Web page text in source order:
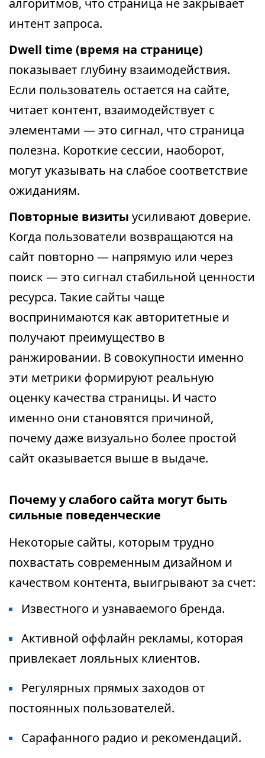
интент запроса.
Dwell time (время на странице)
показывает глубину взаимодействия.
Если пользователь остается на сайте,
читает контент, взаимодействует с
элементами — это сигнал, что страница
полезна. Короткие сессии, наоборот,
могут указывать на слабое соответствие
ожиданиям.
Повторные визиты усиливают доверие.
Когда пользователи возвращаются на
сайт повторно — напрямую или через
поиск — это сигнал стабильной ценности
ресурса. Такие сайты чаще
воспринимаются как авторитетные и
получают преимущество в
ранжировании. В совокупности именно
эти метрики формируют реальную
оценку качества страницы. И часто
именно они становятся причиной,
почему даже визуально более простой
сайт оказывается выше в выдаче.
Почему у слабого сайта могут быть
сильные поведенческие
Некоторые сайты, которым трудно
похвастать современным дизайном и
качеством контента, выигрывают за счет:
Известного и узнаваемого бренда.
Активной оффлайн рекламы, которая
привлекает лояльных клиентов.
Регулярных прямых заходов от
постоянных пользователей.
Сарафанного радио и рекомендаций.